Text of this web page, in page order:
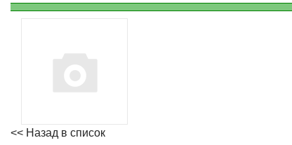
<< Назад в список